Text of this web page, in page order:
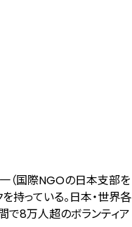
（国際NGOの日本支部を
持っている。日本・世界各
で8万人超のボランティア